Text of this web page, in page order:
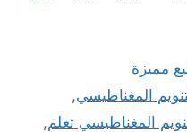
مميزة
المغناطيسي,
المغناطيسي تعلم,